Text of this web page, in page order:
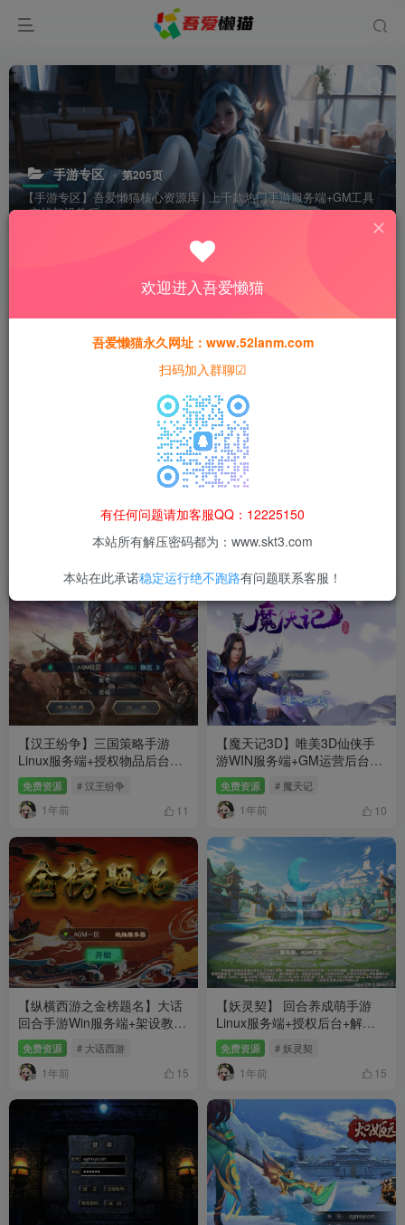
手游专区 第205页
【手游专区】吾爱懒猫核心资源库 | 上千款热门手游服务端+GM工具
+实战架设教程
页游专区
点赞 评论
【无涯西游】大话回合手游
苹果双端+架设教程
# 大话西游
13
【龙武魔改版】3D仙侠手游
设教程
付费资源 猫粮30
1年前
【汉王纷争】三国策略手游
Linux服务端+授权物品后台
+活动全开+解密+双端+架设教
程免费资源 # 汉王纷争
1年前 11
【魔天记3D】唯美3D仙侠手
游WIN服务端+GM运营后台
+安卓+架设教程
免费资源 # 魔天记
1年前 10
【纵横西游之金榜题名】大话
回合手游Win服务端+架设教程
+授权后台+客户端源码打包视
频免费资源 # 大话西游
1年前 15
【妖灵契】 回合养成萌手游
Linux服务端+授权后台+解密
工具+安卓+架设教程
免费资源 # 妖灵契
1年前 15
欢迎进入吾爱懒猫
吾爱懒猫永久网址：www.52lanm.com
扫码加入群聊☑
有任何问题请加客服QQ：12225150
本站所有解压密码都为：www.skt3.com
本站在此承诺稳定运行绝不跑路有问题联系客服！